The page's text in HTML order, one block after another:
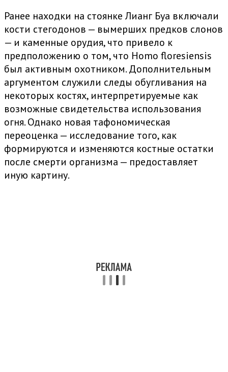
Ранее находки на стоянке Лианг Буа включали
кости стегодонов — вымерших предков слонов
— и каменные орудия, что привело к
предположению о том, что Homo floresiensis
был активным охотником. Дополнительным
аргументом служили следы обугливания на
некоторых костях, интерпретируемые как
возможные свидетельства использования
огня. Однако новая тафономическая
переоценка — исследование того, как
формируются и изменяются костные остатки
после смерти организма — предоставляет
иную картину.